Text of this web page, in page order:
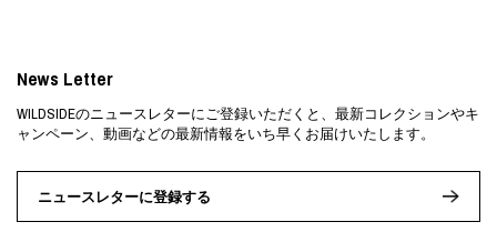
News Letter
WILDSIDEのニュースレターにご登録いただくと、最新コレクションやキ
ャンペーン、動画などの最新情報をいち早くお届けいたします。
ニュースレターに登録する